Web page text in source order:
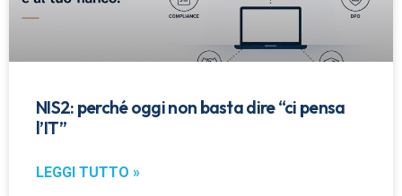
NIS2: perché oggi non basta dire “ci pensa
l’IT”
LEGGI TUTTO »